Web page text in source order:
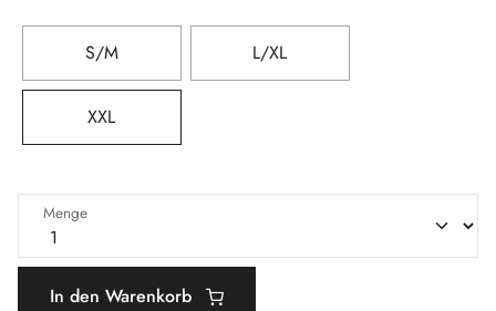
S/M L/XL
XXL
Menge
In den Warenkorb